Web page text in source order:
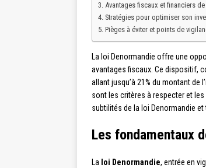
Avantages fiscaux et financiers
Stratégies pour optimiser son
Pièges à éviter et points de
La loi Denormandie offre une
avantages fiscaux. Ce dispositif,
allant jusqu’à 21% du montant
sont les critères à respecter et
subtilités de la loi Denormandie
Les fondamentaux
La loi Denormandie, entrée en